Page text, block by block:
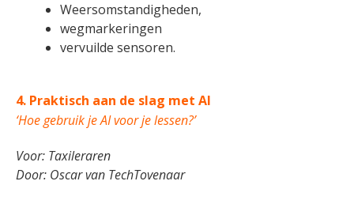
Weersomstandigheden,
wegmarkeringen
vervuilde sensoren.
4. Praktisch aan de slag met AI
‘Hoe gebruik je AI voor je lessen?’
Voor: Taxileraren
Door: Oscar van TechTovenaar